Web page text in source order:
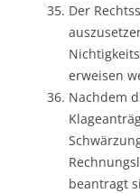
Der
erweisen
Nachdem
beantragt